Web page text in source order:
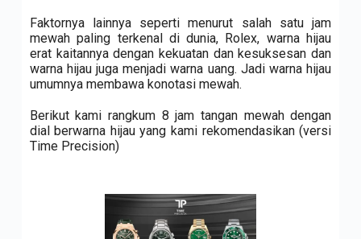
Faktornya lainnya seperti menurut salah satu jam
mewah paling terkenal di dunia, Rolex, warna hijau
erat kaitannya dengan kekuatan dan kesuksesan dan
warna hijau juga menjadi warna uang. Jadi warna hijau
umumnya membawa konotasi mewah.
Berikut kami rangkum 8 jam tangan mewah dengan
dial berwarna hijau yang kami rekomendasikan (versi
Time Precision)